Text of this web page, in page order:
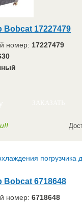
Bobcat 17227479
номер: 17227479
Bobcat 6718648
номер: 6718648